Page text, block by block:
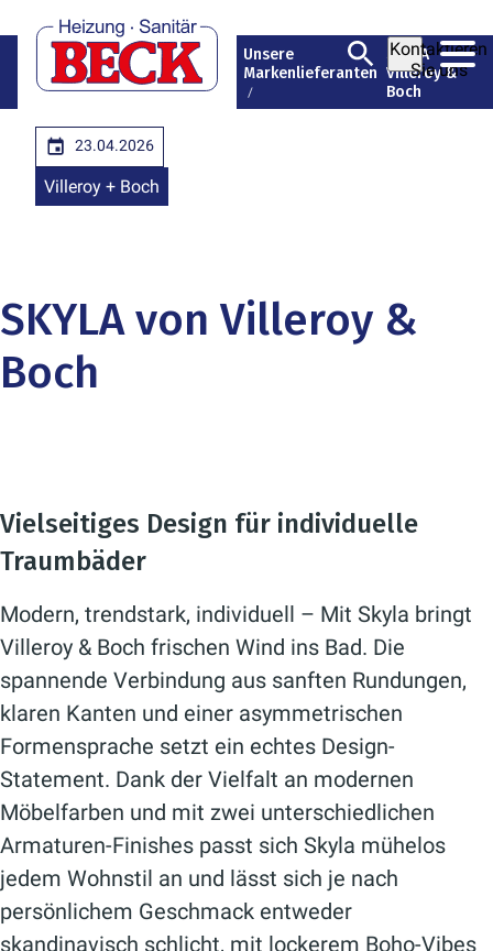
Kontaktieren
Sie uns
Heizung
Sanitär Beck
GmbH
Unternehmen
Unsere
Markenlieferanten
SKYLA
Villeroy &
Boch
23.04.2026
Villeroy + Boch
SKYLA von Villeroy &
Boch
Vielseitiges Design für individuelle
Traumbäder
Modern, trendstark, individuell – Mit Skyla bringt
Villeroy & Boch frischen Wind ins Bad. Die
spannende Verbindung aus sanften Rundungen,
klaren Kanten und einer asymmetrischen
Formensprache setzt ein echtes Design-
Statement. Dank der Vielfalt an modernen
Möbelfarben und mit zwei unterschiedlichen
Armaturen-Finishes passt sich Skyla mühelos
jedem Wohnstil an und lässt sich je nach
persönlichem Geschmack entweder
skandinavisch schlicht, mit lockerem Boho-Vibes